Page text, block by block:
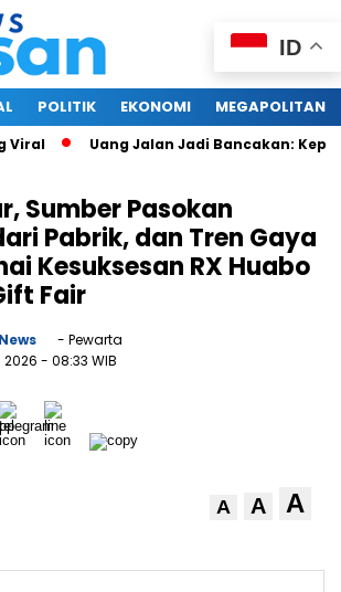
POLITIK EKONOMI MEGAPOLITAN
Uang Jalan Jadi Bancakan: Kepala
Sumber Pasokan
Pabrik, dan Tren Gaya
Kesuksesan RX Huabo
Fair
- Pewarta
2026 - 08:33 WIB
A A A
ID